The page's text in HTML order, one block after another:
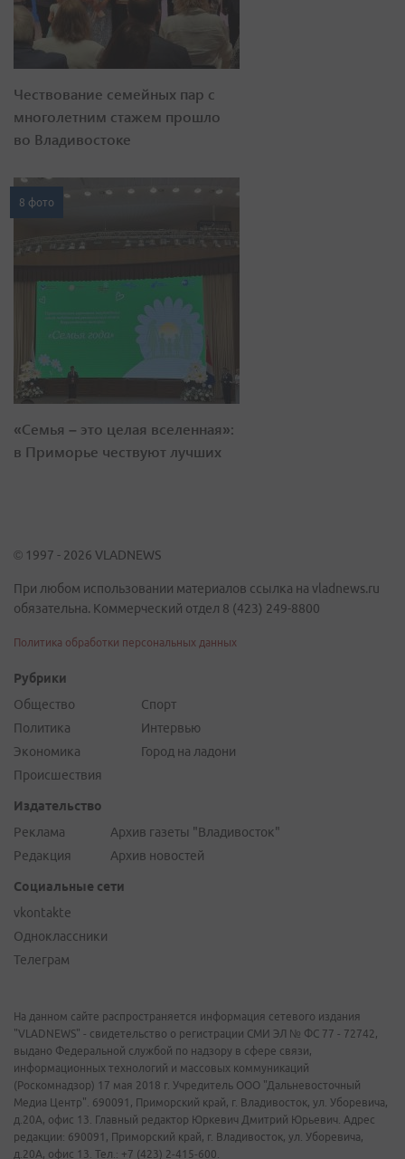
Чествование семейных пар с
многолетним стажем прошло
во Владивостоке
8 фото
«Семья – это целая вселенная»:
в Приморье чествуют лучших
© 1997 - 2026 VLADNEWS
При любом использовании материалов ссылка на vladnews.ru
обязательна. Коммерческий отдел 8 (423) 249-8800
Политика обработки персональных данных
Рубрики
Общество
Политика
Экономика
Происшествия
Спорт
Интервью
Город на ладони
Издательство
Реклама
Редакция
Архив газеты "Владивосток"
Архив новостей
Социальные сети
vkontakte
Одноклассники
Телеграм
На данном сайте распространяется информация сетевого издания
"VLADNEWS" - свидетельство о регистрации СМИ ЭЛ № ФС 77 - 72742,
выдано Федеральной службой по надзору в сфере связи,
информационных технологий и массовых коммуникаций
(Роскомнадзор) 17 мая 2018 г. Учредитель ООО "Дальневосточный
Медиа Центр". 690091, Приморский край, г. Владивосток, ул. Уборевича,
д.20А, офис 13. Главный редактор Юркевич Дмитрий Юрьевич. Адрес
редакции: 690091, Приморский край, г. Владивосток, ул. Уборевича,
д.20А, офис 13. Тел.: +7 (423) 2-415-600.